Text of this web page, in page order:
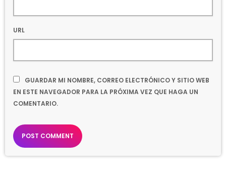
URL
GUARDAR MI NOMBRE, CORREO ELECTRÓNICO Y SITIO WEB
EN ESTE NAVEGADOR PARA LA PRÓXIMA VEZ QUE HAGA UN
COMENTARIO.